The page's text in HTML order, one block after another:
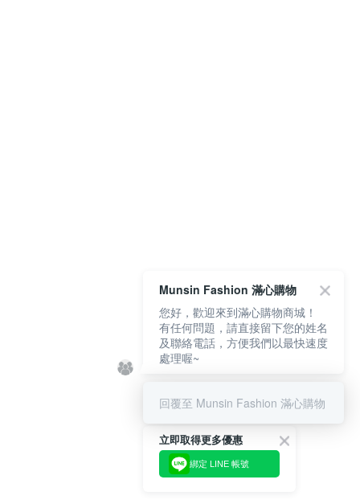
立即取得更多優惠
綁定 LINE 帳號
Munsin Fashion 滿心購物
您好，歡迎來到滿心購物商城！
有任何問題，請直接留下您的姓名
及聯絡電話，方便我們以最快速度
處理喔~
回覆至 Munsin Fashion 滿心購物